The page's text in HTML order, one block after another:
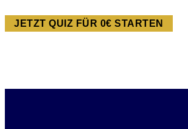
JETZT QUIZ FÜR 0€ STARTEN